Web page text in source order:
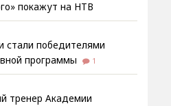
покажут на НТВ
стали победителями
программы
1
тренер Академии